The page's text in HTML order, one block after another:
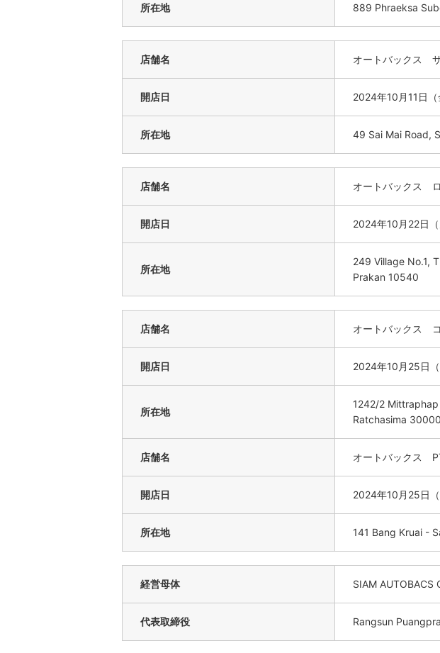
所在地 889 Phraeksa
店舗名 オートバックス
開店日 2024年10月11日（
所在地 49 Sai Mai Road,
店舗名 オートバックス
開店日 2024年10月22日（
所在地
249 Village No.1,
Prakan 10540
店舗名 オートバックス
開店日 2024年10月25日（
所在地
1242/2
Ratchasima 30000
店舗名 オートバックス
開店日 2024年10月25日（
所在地 141 Bang Kruai -
経営母体 SIAM AUTOBACS
代表取締役 Rangsun